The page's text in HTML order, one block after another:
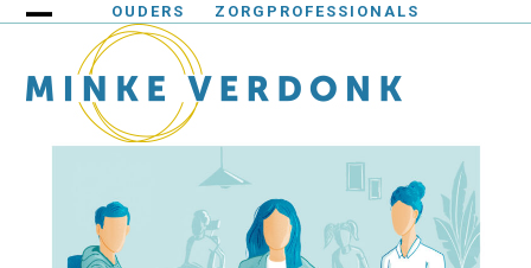
Skip
OUDERS ZORGPROFESSIONALS
mobile
menu
mobile
menu